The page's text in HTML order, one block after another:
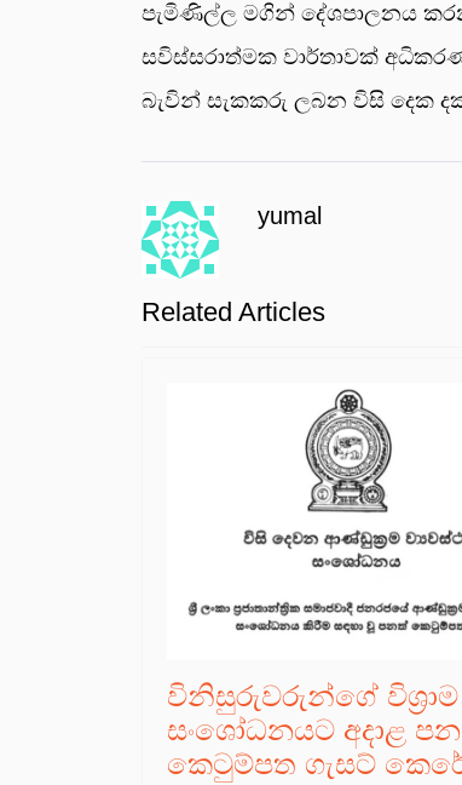
පැමිණිල්ල මගින් දේශපාලනය
සවිස්සරාත්මක වාර්තාවක්
බැවින් සැකකරු ලබන විසි දෙක
yumal
Related Articles
විනිසුරුවරුන්ගේ
සංශෝධනයට අදාළ
කෙටුම්පත ගැසට්